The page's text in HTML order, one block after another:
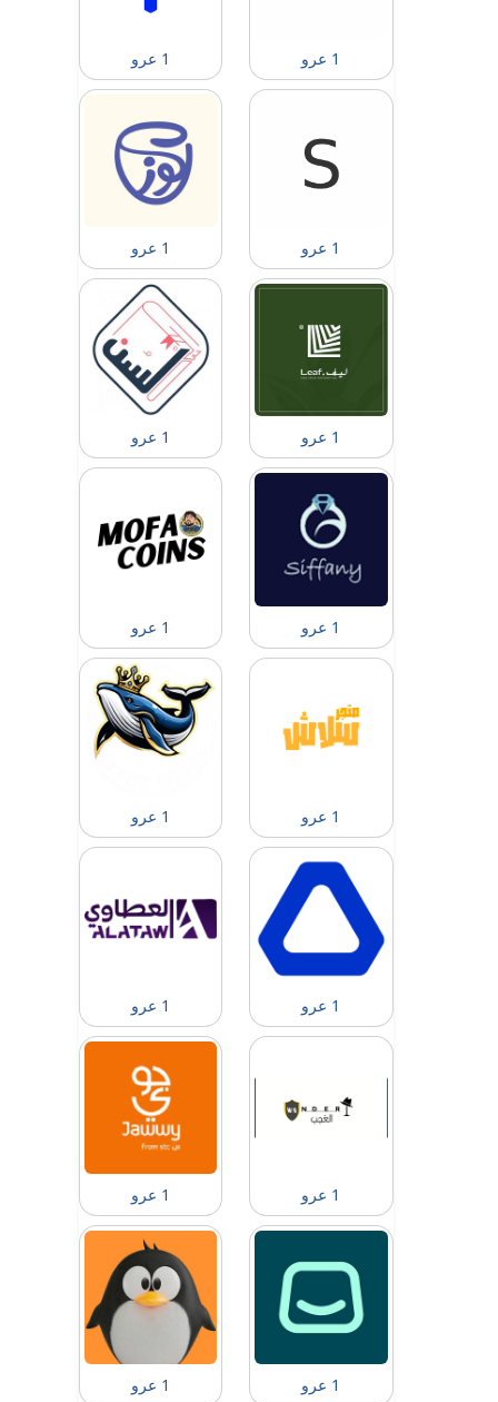
1 عرو 1 عرو
1 عرو 1 عرو
1 عرو 1 عرو
1 عرو 1 عرو
1 عرو 1 عرو
1 عرو 1 عرو
1 عرو 1 عرو
1 عرو 1 عرو